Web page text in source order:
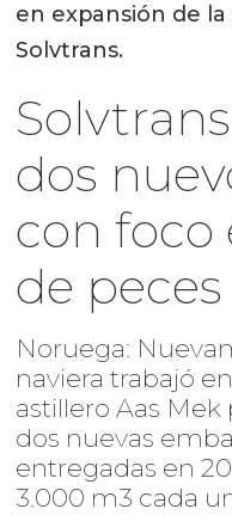
en expansión de
Solvtrans.
dos
con foco
de peces
Noruega:
naviera trabajó
astillero Aas
dos nuevas
entregadas en
3.000 m3 cada